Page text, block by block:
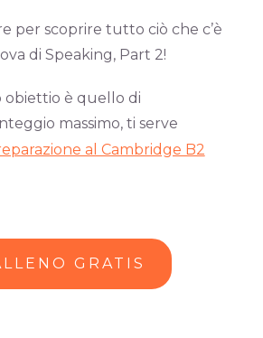
per scoprire tutto ciò che c’è
di Speaking, Part 2!
obiettio è quello di
massimo, ti serve
al Cambridge B2
GRATIS